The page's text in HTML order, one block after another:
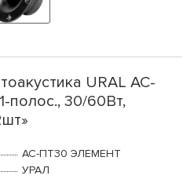
URAL АС-
30/60Вт,
АС-ПТ30 ЭЛЕМЕНТ
УРАЛ